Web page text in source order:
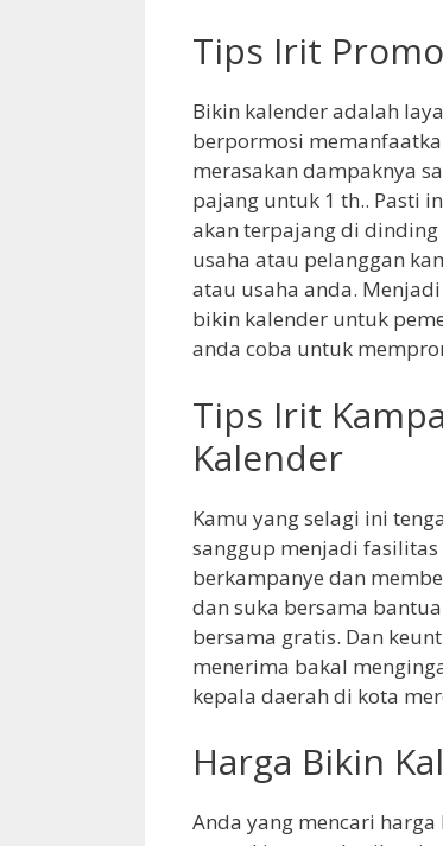
Tips Irit
Bikin kalender adalah
berpormosi
merasakan dampaknya
pajang untuk 1 th.. Pasti
akan terpajang di
usaha atau pelanggan
atau usaha anda.
bikin kalender untuk
anda coba untuk
Tips Irit
Kalender
Kamu yang selagi ini
sanggup menjadi
berkampanye dan
dan suka bersama
bersama gratis. Dan
menerima bakal
kepala daerah di kota
Harga Bikin
Anda yang mencari